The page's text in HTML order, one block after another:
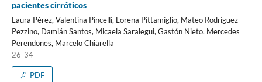
pacientes cirróticos
Laura Pérez, Valentina Pincelli, Lorena Pittamiglio, Mateo Rodríguez
Pezzino, Damián Santos, Micaela Saralegui, Gastón Nieto, Mercedes
Perendones, Marcelo Chiarella
26-34
PDF